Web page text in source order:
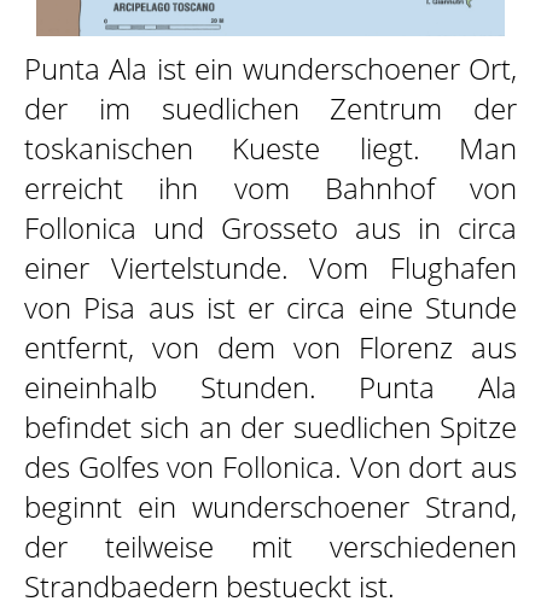
KONTAKTE
Punta Ala ist ein wunderschoener Ort,
der im suedlichen Zentrum der
toskanischen Kueste liegt. Man
erreicht ihn vom Bahnhof von
Follonica und Grosseto aus in circa
einer Viertelstunde. Vom Flughafen
von Pisa aus ist er circa eine Stunde
entfernt, von dem von Florenz aus
eineinhalb Stunden. Punta Ala
befindet sich an der suedlichen Spitze
des Golfes von Follonica. Von dort aus
beginnt ein wunderschoener Strand,
der teilweise mit verschiedenen
Strandbaedern bestueckt ist.